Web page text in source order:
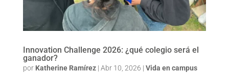
Innovation Challenge 2026: ¿qué colegio será el
ganador?
por Katherine Ramírez| Abr 10, 2026 | Vida en campus